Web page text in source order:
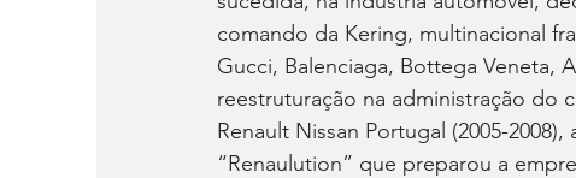
comando da Kering, multinacional
Gucci, Balenciaga, Bottega Veneta,
reestruturação na administração do
Renault Nissan Portugal (2005-
“Renaulution” que preparou a